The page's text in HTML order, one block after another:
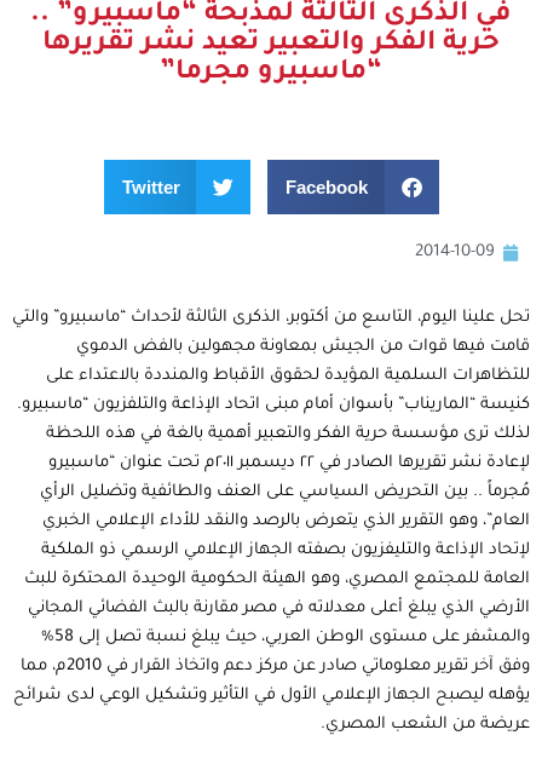
في الذكرى الثالثة لمذبحة “ماسبيرو” ..
حرية الفكر والتعبير تعيد نشر تقريرها
“ماسبيرو مجرما”
Facebook
Twitter
2014-10-09
تحل علينا اليوم، التاسع من أكتوبر، الذكرى الثالثة لأحداث “ماسبيرو” والتي
قامت فيها قوات من الجيش بمعاونة مجهولين بالفض الدموي
للتظاهرات السلمية المؤيدة لحقوق الأقباط والمنددة بالاعتداء على
كنيسة “الماريناب” بأسوان أمام مبنى اتحاد الإذاعة والتلفزيون “ماسبيرو.
لذلك ترى مؤسسة حرية الفكر والتعبير أهمية بالغة في هذه اللحظة
لإعادة نشر تقريرها الصادر في ٢٢ ديسمبر ٢٠١١م تحت عنوان “ماسبيرو
مُجرماً .. بين التحريض السياسي على العنف والطائفية وتضليل الرأي
العام”، وهو التقرير الذي يتعرض بالرصد والنقد للأداء الإعلامي الخبري
لإتحاد الإذاعة والتليفزيون بصفته الجهاز الإعلامي الرسمي ذو الملكية
العامة للمجتمع المصري، وهو الهيئة الحكومية الوحيدة المحتكرة للبث
الأرضي الذي يبلغ أعلى معدلاته في مصر مقارنة بالبث الفضائي المجاني
والمشفر على مستوى الوطن العربي، حيث يبلغ نسبة تصل إلى 58%
وفق آخر تقرير معلوماتي صادر عن مركز دعم واتخاذ القرار في 2010م، مما
يؤهله ليصبح الجهاز الإعلامي الأول في التأثير وتشكيل الوعي لدى شرائح
عريضة من الشعب المصري.